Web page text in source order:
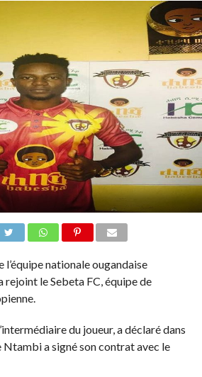
l’équipe nationale ougandaise
le Sebeta FC, équipe de
du joueur, a déclaré dans
a signé son contrat avec le